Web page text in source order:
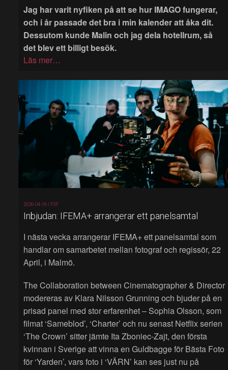
Jag har varit nyfiken på att se hur IMAGO fungerar,
och i år passade det bra i min kalender att åka dit.
Dessutom kunde Malin och jag dela hotellrum, så
det blev ett billigt besök.
Läs mer…
2026-04-16 | FSF
Inbjudan: IFEMA+ arrangerar ett panelsamtal
I nästa vecka arrangerar IFEMA+ ett panelsamtal som
handlar om samarbetet mellan fotograf och regissör, 22
April, i Malmö.
The Collaboration between Cinematographer & Director
modereras av Klara Nilsson Grunning och bjuder på en
prisad panel med stor erfarenhet – Sophia Olsson, som
filmat ‘Sameblod’, ‘Charter’ och nu senast Netflix serien
‘The Crown’ sitter jämte Ita Zboniec-Zajt, den första
kvinnan i Sverige att vinna en Guldbagge för Bästa Foto
för ‘Yarden’, vars foto i ‘VÄRN’ kan ses just nu på